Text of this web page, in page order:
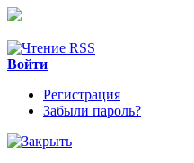
Войти
Регистрация
Забыли пароль?